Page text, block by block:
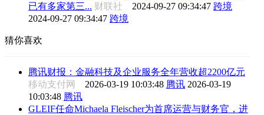
已有多家第三... 财联社 2024-09-27 09:34:47 跨境
2024-09-27 09:34:47 跨境
猜你喜欢
腾讯财报：金融科技及企业服务全年营收超2200亿元
移动支付网 2026-03-19 10:03:48 腾讯 2026-03-19
10:03:48 腾讯
GLEIF任命Michaela Fleischer为首席运营与财务官，进